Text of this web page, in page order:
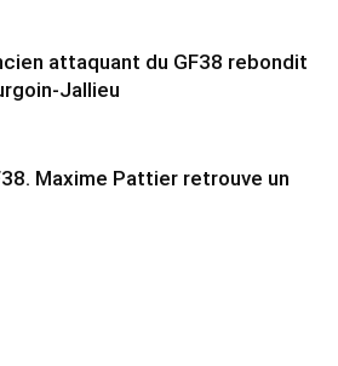
attaquant du GF38 rebondit
Jallieu
Maxime Pattier retrouve un